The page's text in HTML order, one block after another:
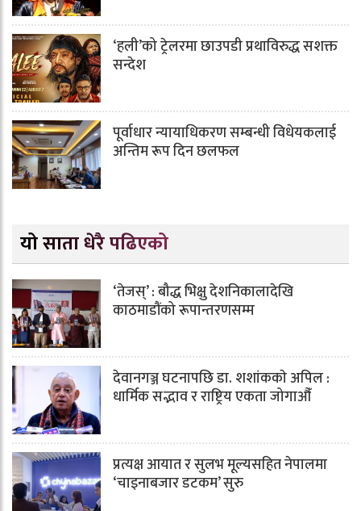
‘हली’को ट्रेलरमा छाउपडी प्रथाविरुद्ध सशक्त
सन्देश
पूर्वाधार न्यायाधिकरण सम्बन्धी विधेयकलाई
अन्तिम रूप दिन छलफल
यो साता धेरै पढिएको
‘तेजस्’ : बौद्ध भिक्षु देशनिकालादेखि
काठमाडौंको रूपान्तरणसम्म
देवानगञ्ज घटनापछि डा. शशांककाे अपिल :
धार्मिक सद्भाव र राष्ट्रिय एकता जोगाऔँ
प्रत्यक्ष आयात र सुलभ मूल्यसहित नेपालमा
‘चाइनाबजार डटकम’ सुरु